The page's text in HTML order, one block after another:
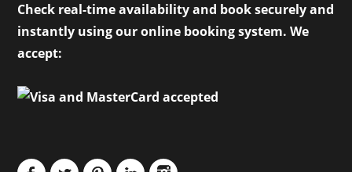
Check real-time availability and book securely and
instantly using our online booking system. We
accept: